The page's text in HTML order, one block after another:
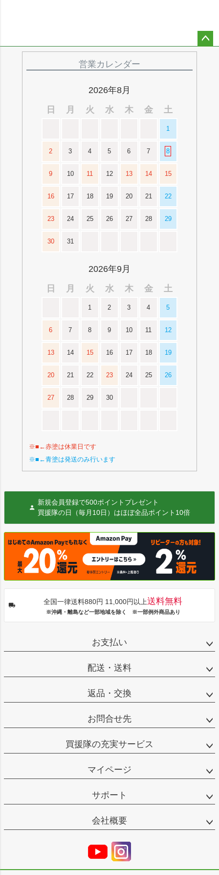
営業カレンダー
2026年8月
日
月 火 水 木 金 土
1
2 3 4 5 6 7 8
9 10 11 12 13 14 15
16 17 18 19 20 21 22
23 24 25 26 27 28 29
30 31
2026年9月
日
月 火 水 木 金 土
1 2 3 4 5
6 7 8 9 10 11 12
13 14 15 16 17 18 19
20 21 22 23 24 25 26
27 28 29 30
※■←赤塗は休業日です
※■←青塗は発送のみ行います
新規会員登録で500ポイントプレゼント
買援隊の日（毎月10日）はほぼ全品ポイント10倍
全国一律送料880円 11,000円以上送料無料
※沖縄・離島など一部地域を除く ※一部例外商品あり
お支払い
配送・送料
返品・交換
お問合せ先
買援隊の充実サービス
マイページ
サポート
会社概要